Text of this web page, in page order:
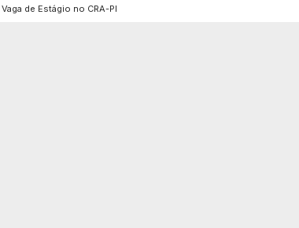
Vaga de Estágio no CRA-PI